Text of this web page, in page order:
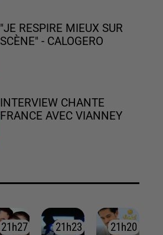
"JE RESPIRE MIEUX SUR
SCÈNE" - CALOGERO
INTERVIEW CHANTE
FRANCE AVEC VIANNEY
21h27
21h27 21h23
21h23 21h20
21h20